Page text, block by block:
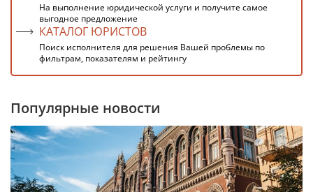
На выполнение юридической услуги и получите самое
выгодное предложение
КАТАЛОГ ЮРИСТОВ
Поиск исполнителя для решения Вашей проблемы по
фильтрам, показателям и рейтингу
Популярные новости